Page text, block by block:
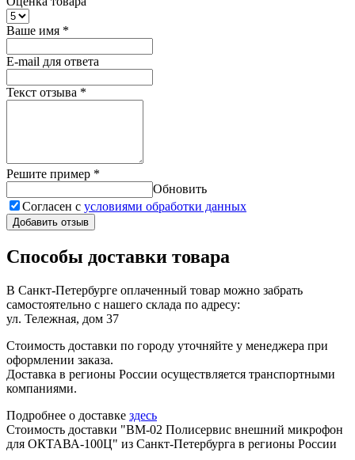
Ваше имя *
E-mail для ответа
Текст отзыва *
Решите пример *
Обновить
Согласен с условиями обработки данных
Добавить отзыв
Способы доставки товара
В Санкт-Петербурге оплаченный товар можно забрать
самостоятельно с нашего склада по адресу:
ул. Тележная, дом 37
Стоимость доставки по городу уточняйте у менеджера при
оформлении заказа.
Доставка в регионы России осуществляется транспортными
компаниями.
Подробнее о доставке здесь
Стоимость доставки "ВМ-02 Полисервис внешний микрофон
для ОКТАВА-100Ц" из Санкт-Петербурга в регионы России